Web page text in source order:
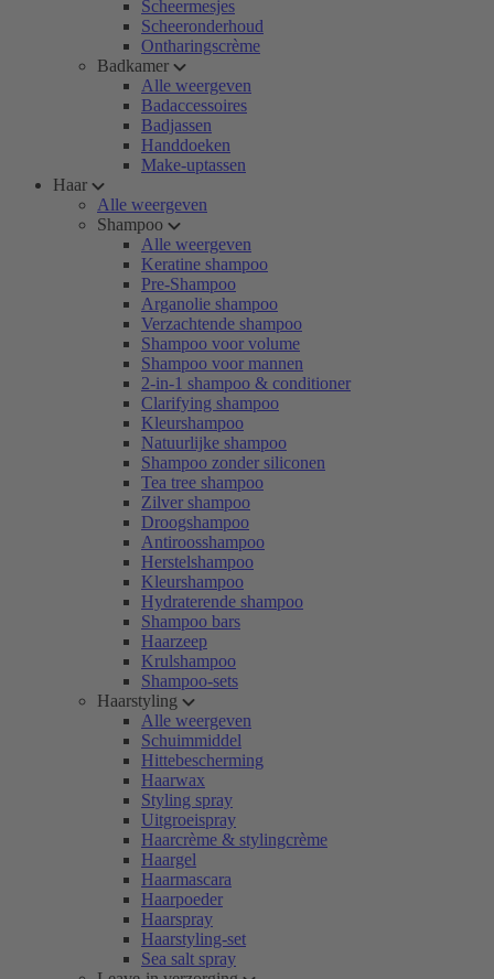
Scheermesjes
Scheeronderhoud
Ontharingscrème
Badkamer
Alle weergeven
Badaccessoires
Badjassen
Handdoeken
Make-uptassen
Haar
Alle weergeven
Shampoo
Alle weergeven
Keratine shampoo
Pre-Shampoo
Arganolie shampoo
Verzachtende shampoo
Shampoo voor volume
Shampoo voor mannen
2-in-1 shampoo & conditioner
Clarifying shampoo
Kleurshampoo
Natuurlijke shampoo
Shampoo zonder siliconen
Tea tree shampoo
Zilver shampoo
Droogshampoo
Antiroosshampoo
Herstelshampoo
Kleurshampoo
Hydraterende shampoo
Shampoo bars
Haarzeep
Krulshampoo
Shampoo-sets
Haarstyling
Alle weergeven
Schuimmiddel
Hittebescherming
Haarwax
Styling spray
Uitgroeispray
Haarcrème & stylingcrème
Haargel
Haarmascara
Haarpoeder
Haarspray
Haarstyling-set
Sea salt spray